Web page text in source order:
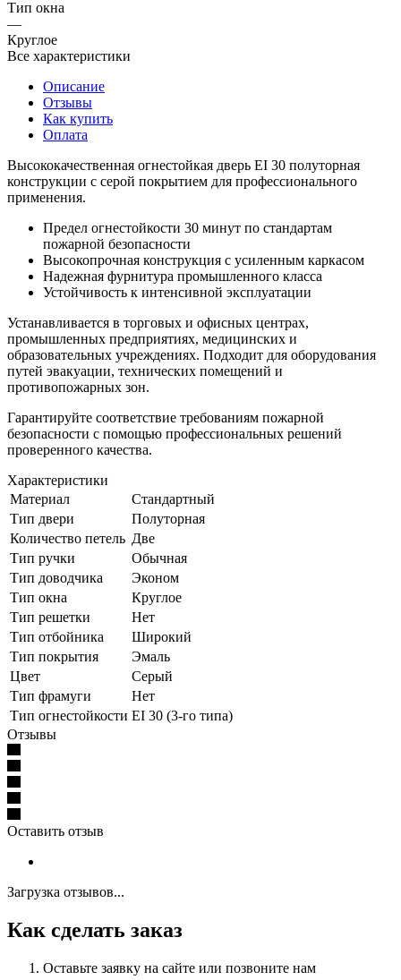
Тип окна
—
Круглое
Все характеристики
Описание
Отзывы
Как купить
Оплата
Высококачественная огнестойкая дверь EI 30 полуторная
конструкции с серой покрытием для профессионального
применения.
Предел огнестойкости 30 минут по стандартам
пожарной безопасности
Высокопрочная конструкция с усиленным каркасом
Надежная фурнитура промышленного класса
Устойчивость к интенсивной эксплуатации
Устанавливается в торговых и офисных центрах,
промышленных предприятиях, медицинских и
образовательных учреждениях. Подходит для оборудования
путей эвакуации, технических помещений и
противопожарных зон.
Гарантируйте соответствие требованиям пожарной
безопасности с помощью профессиональных решений
проверенного качества.
Характеристики
Материал
Стандартный
Тип двери
Полуторная
Количество петель Две
Тип ручки
Обычная
Тип доводчика
Эконом
Тип окна
Круглое
Тип решетки
Нет
Тип отбойника
Широкий
Тип покрытия
Эмаль
Цвет
Серый
Тип фрамуги
Нет
Тип огнестойкости EI 30 (3-го типа)
Отзывы
Оставить отзыв
Загрузка отзывов...
Как сделать заказ
Оставьте заявку на сайте или позвоните нам